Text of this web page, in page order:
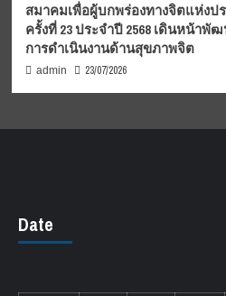
สมาคมเพื่อผู้บกพร่องทางจิตแห่ง
ครั้งที่ 23 ประจำปี 2568 เดินหน้าพั
การดำเนินงานด้านสุขภาพจิต
admin 23/07/2026
Date